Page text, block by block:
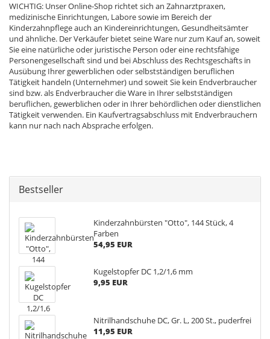
WICHTIG: Unser Online-Shop richtet sich an Zahnarztpraxen,
medizinische Einrichtungen, Labore sowie im Bereich der
Kinderzahnpflege auch an Kindereinrichtungen, Gesundheitsämter
und ähnliche. Der Verkäufer bietet seine Ware nur zum Kauf an, soweit
Sie eine natürliche oder juristische Person oder eine rechtsfähige
Personengesellschaft sind und bei Abschluss des Rechtsgeschäfts in
Ausübung Ihrer gewerblichen oder selbstständigen beruflichen
Tätigkeit handeln (Unternehmer) und soweit Sie kein Endverbraucher
sind bzw. als Endverbraucher die Ware in Ihrer selbstständigen
beruflichen, gewerblichen oder in Ihrer behördlichen oder dienstlichen
Tätigkeit verwenden. Ein Kaufvertragsabschluss mit Endverbrauchern
kann nur nach nach Absprache erfolgen.
Bestseller
Kinderzahnbürsten "Otto", 144 Stück, 4
Farben
54,95 EUR
Kugelstopfer DC 1,2/1,6 mm
9,95 EUR
Nitrilhandschuhe DC, Gr. L, 200 St., puderfrei
11,95 EUR